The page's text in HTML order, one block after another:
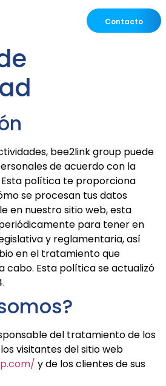
Contacto
bee2link group puede
de acuerdo con la
política te proporciona
se procesan tus datos
en nuestro sitio web, esta
para tener en
y reglamentaria, así
en el tratamiento que
cabo. Esta política se actualizó
del tratamiento de los
visitantes del sitio web
y de los clientes de sus